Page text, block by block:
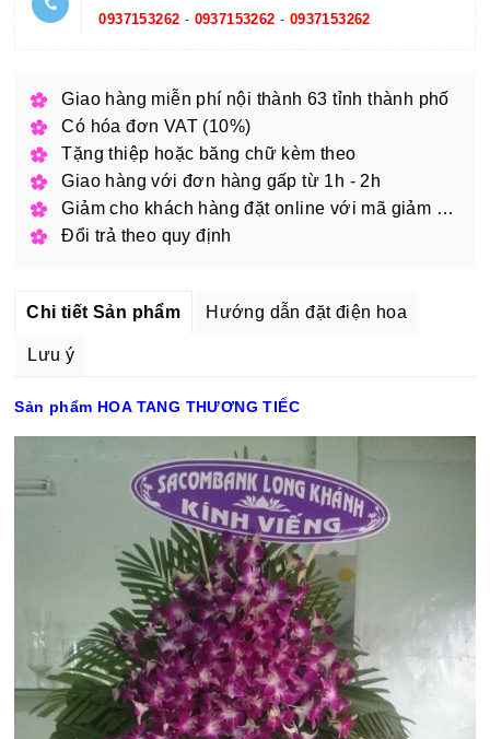
0937153262 - 0937153262 - 0937153262
Giao hàng miễn phí nội thành 63 tỉnh thành phố
Có hóa đơn VAT (10%)
Tặng thiệp hoặc băng chữ kèm theo
Giao hàng với đơn hàng gấp từ 1h - 2h
Giảm cho khách hàng đặt online với mã giảm giá
Đổi trả theo quy định
Chi tiết Sản phẩm Hướng dẫn đặt điện hoa
Lưu ý
Sản phẩm HOA TANG THƯƠNG TIẾC